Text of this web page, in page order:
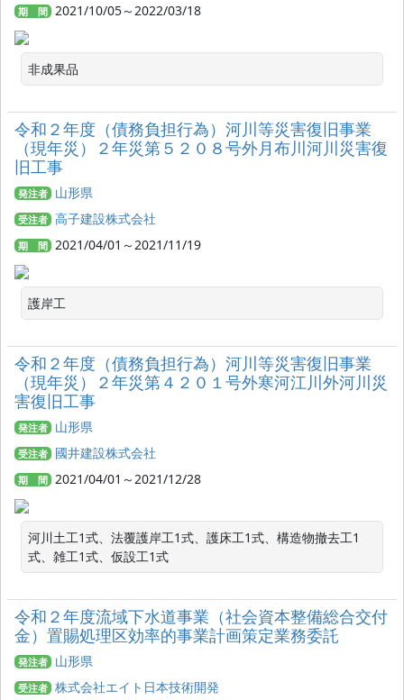
期 間 2021/10/05～2022/03/18
非成果品
令和２年度（債務負担行為）河川等災害復旧事業
（現年災）２年災第５２０８号外月布川河川災害復
旧工事
発注者 山形県
受注者 高子建設株式会社
期 間 2021/04/01～2021/11/19
護岸工
令和２年度（債務負担行為）河川等災害復旧事業
（現年災）２年災第４２０１号外寒河江川外河川災
害復旧工事
発注者 山形県
受注者 國井建設株式会社
期 間 2021/04/01～2021/12/28
河川土工1式、法覆護岸工1式、護床工1式、構造物撤去工1
式、雑工1式、仮設工1式
令和２年度流域下水道事業（社会資本整備総合交付
金）置賜処理区効率的事業計画策定業務委託
発注者 山形県
受注者 株式会社エイト日本技術開発